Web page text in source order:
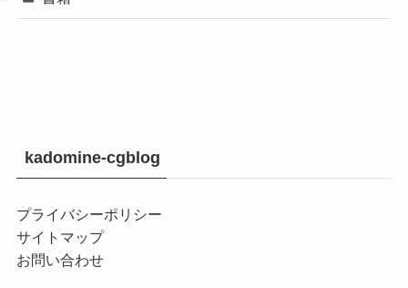
kadomine-cgblog
プライバシーポリシー
サイトマップ
お問い合わせ